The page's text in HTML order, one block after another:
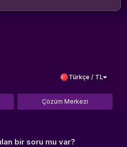
Türkçe / TL
Çözüm Merkezi
bir soru mu var?